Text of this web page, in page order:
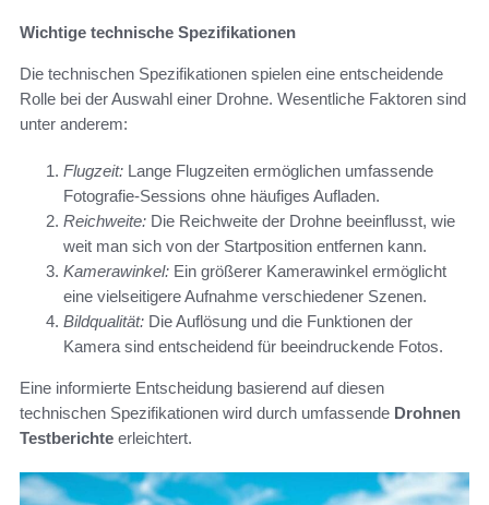
Wichtige technische Spezifikationen
Die technischen Spezifikationen spielen eine entscheidende
Rolle bei der Auswahl einer Drohne. Wesentliche Faktoren sind
unter anderem:
Flugzeit: Lange Flugzeiten ermöglichen umfassende
Fotografie-Sessions ohne häufiges Aufladen.
Reichweite: Die Reichweite der Drohne beeinflusst, wie
weit man sich von der Startposition entfernen kann.
Kamerawinkel: Ein größerer Kamerawinkel ermöglicht
eine vielseitigere Aufnahme verschiedener Szenen.
Bildqualität: Die Auflösung und die Funktionen der
Kamera sind entscheidend für beeindruckende Fotos.
Eine informierte Entscheidung basierend auf diesen
technischen Spezifikationen wird durch umfassende Drohnen
Testberichte erleichtert.